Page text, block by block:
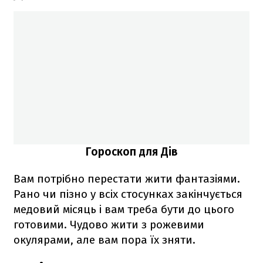
Гороскоп для Дів
Вам потрібно перестати жити фантазіями.
Рано чи пізно у всіх стосунках закінчується
медовий місяць і вам треба бути до цього
готовими. Чудово жити з рожевими
окулярами, але вам пора їх зняти.